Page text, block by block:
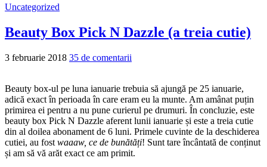
Uncategorized
Beauty Box Pick N Dazzle (a treia cutie)
3 februarie 2018 35 de comentarii
Beauty box-ul pe luna ianuarie trebuia să ajungă pe 25 ianuarie,
adică exact în perioada în care eram eu la munte. Am amânat puțin
primirea ei pentru a nu pune curierul pe drumuri. În concluzie, este
beauty box Pick N Dazzle aferent lunii ianuarie și este a treia cutie
din al doilea abonament de 6 luni. Primele cuvinte de la deschiderea
cutiei, au fost waaaw, ce de bunătăți! Sunt tare încântată de conținut
și am să vă arăt exact ce am primit.